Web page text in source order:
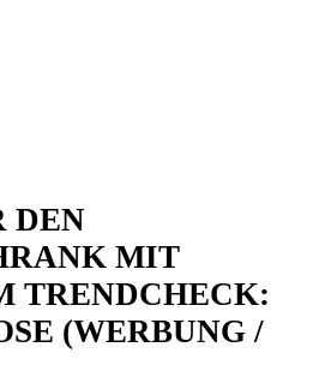
DEN
MIT
TRENDCHECK:
(WERBUNG /